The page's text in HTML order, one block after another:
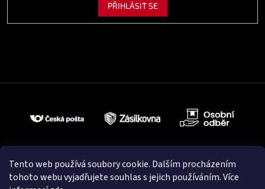
Tento web používá soubory cookie. Dalším procházením
tohoto webu vyjadřujete souhlas s jejich používáním. Více
PŘIHLÁSIT SE